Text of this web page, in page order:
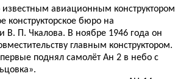
авиационным конструктором
бюро на
П. Чкалова. В ноябре 1946 года он
главным конструктором.
поднял самолёт Ан 2 в небо с